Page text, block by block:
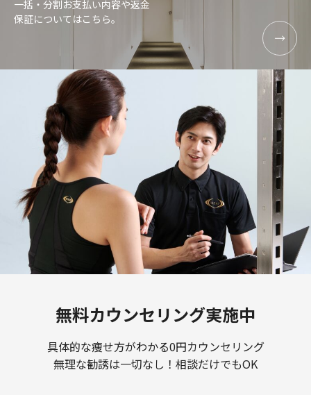
一括・分割お支払い内容や返金
保証についてはこちら。
無料カウンセリング実施中
具体的な痩せ方がわかる0円カウンセリング
無理な勧誘は一切なし！相談だけでもOK